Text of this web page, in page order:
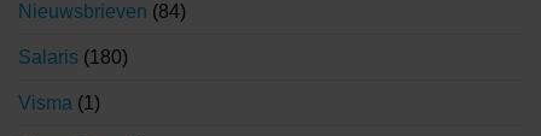
Nieuwsbrieven (84)
Salaris (180)
Visma (1)